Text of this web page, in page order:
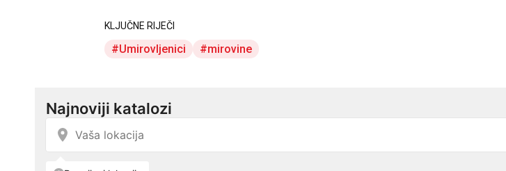
KLJUČNE RIJEČI
Umirovljenici mirovine